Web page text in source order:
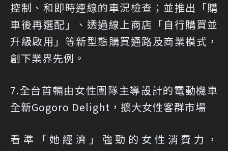
控制、和即時連線的車況檢查；並推出「購
車後再選配」、透過線上商店「自行購買並
升級啟用」等新型態購買通路及商業模式，
創下業界先例。
7.全台首輛由女性團隊主導設計的電動機車
全新Gogoro Delight，擴大女性客群市場
看準「她經濟」強勁的女性消費力，